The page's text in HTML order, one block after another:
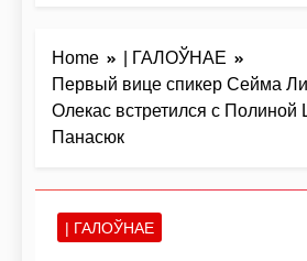
Home
| ГАЛОЎНАЕ
Первый вице спикер Сейма
Олекас встретился с
Панасюк
| ГАЛОЎНАЕ